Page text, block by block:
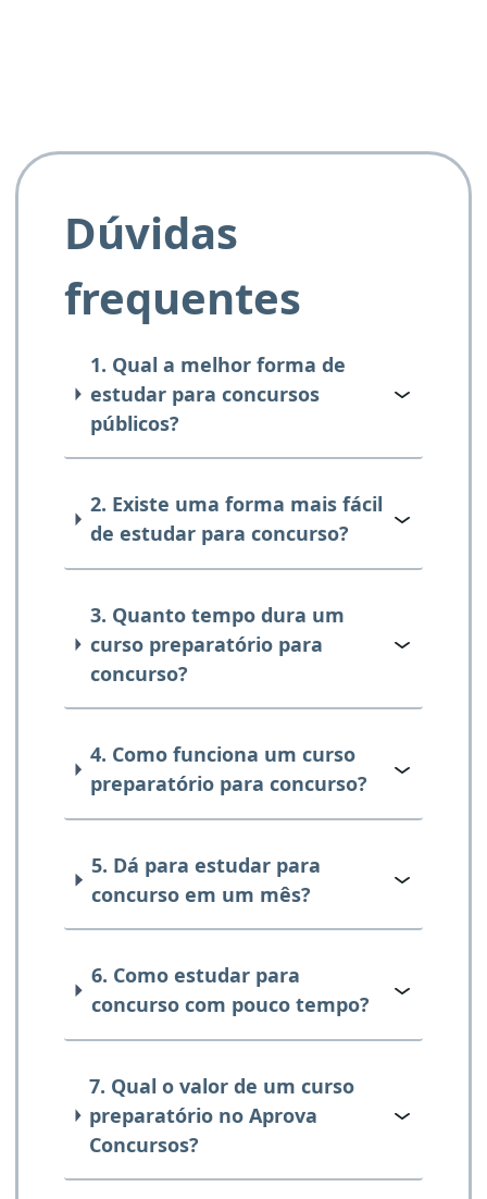
Dúvidas
frequentes
1. Qual a melhor forma de
estudar para concursos
públicos?
2. Existe uma forma mais fácil
de estudar para concurso?
3. Quanto tempo dura um
curso preparatório para
concurso?
4. Como funciona um curso
preparatório para concurso?
5. Dá para estudar para
concurso em um mês?
6. Como estudar para
concurso com pouco tempo?
7. Qual o valor de um curso
preparatório no Aprova
Concursos?